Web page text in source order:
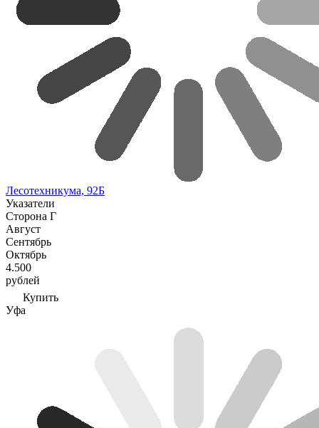
Лесотехникума, 92Б
Указатели
Сторона Г
Август
Сентябрь
Октябрь
4.500
рублей
Купить
Уфа